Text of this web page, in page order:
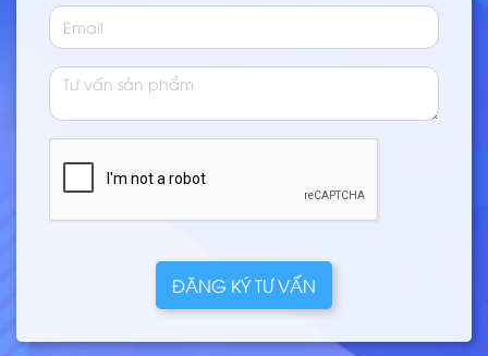
ĐĂNG KÝ TƯ VẤN